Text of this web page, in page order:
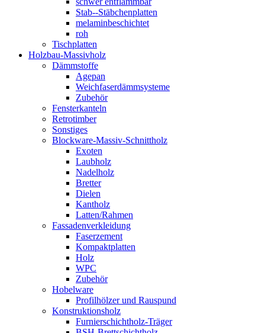
Stab--Stäbchenplatten
melaminbeschichtet
roh
Tischplatten
Holzbau-Massivholz
Dämmstoffe
Agepan
Weichfaserdämmsysteme
Zubehör
Fensterkanteln
Retrotimber
Sonstiges
Blockware-Massiv-Schnittholz
Exoten
Laubholz
Nadelholz
Bretter
Dielen
Kantholz
Latten/Rahmen
Fassadenverkleidung
Faserzement
Kompaktplatten
Holz
WPC
Zubehör
Hobelware
Profilhölzer und Rauspund
Konstruktionsholz
Furnierschichtholz-Träger